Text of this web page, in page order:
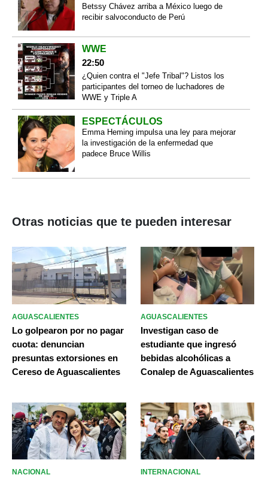
Betssy Chávez arriba a México luego de
recibir salvoconducto de Perú
WWE
22:50
¿Quien contra el "Jefe Tribal"? Listos los
participantes del torneo de luchadores de
WWE y Triple A
ESPECTÁCULOS
Emma Heming impulsa una ley para mejorar
la investigación de la enfermedad que
padece Bruce Willis
Otras noticias que te pueden interesar
AGUASCALIENTES
Lo golpearon por no pagar
cuota: denuncian
presuntas extorsiones en
Cereso de Aguascalientes
AGUASCALIENTES
Investigan caso de
estudiante que ingresó
bebidas alcohólicas a
Conalep de Aguascalientes
NACIONAL INTERNACIONAL